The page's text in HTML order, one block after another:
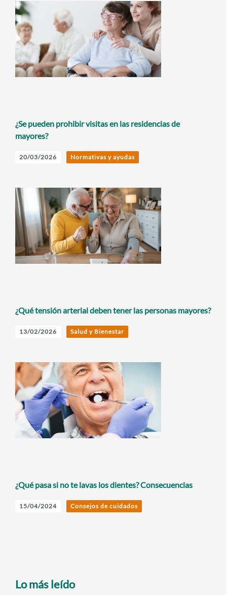
¿Se pueden prohibir visitas en las residencias de
mayores?
20/03/2026 Normativas y ayudas
¿Qué tensión arterial deben tener las personas mayores?
13/02/2026 Salud y Bienestar
¿Qué pasa si no te lavas los dientes? Consecuencias
15/04/2024 Consejos de cuidados
Lo más leído